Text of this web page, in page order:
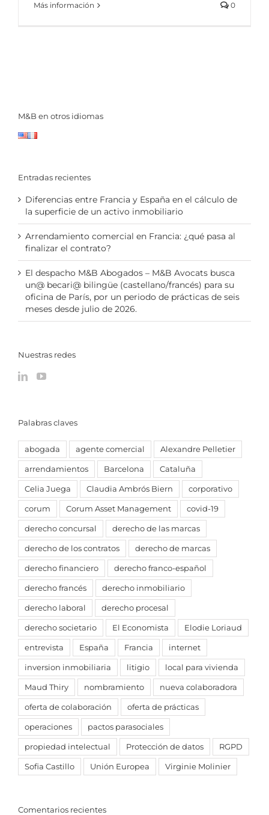
Más información 0
M&B en otros idiomas
Entradas recientes
Diferencias entre Francia y España en el cálculo de
la superficie de un activo inmobiliario
Arrendamiento comercial en Francia: ¿qué pasa al
finalizar el contrato?
El despacho M&B Abogados – M&B Avocats busca
un@ becari@ bilingüe (castellano/francés) para su
oficina de París, por un periodo de prácticas de seis
meses desde julio de 2026.
Nuestras redes
Palabras claves
abogada agente comercial Alexandre Pelletier
arrendamientos Barcelona Cataluña
Celia Juega Claudia Ambrós Biern corporativo
corum Corum Asset Management covid-19
derecho concursal derecho de las marcas
derecho de los contratos derecho de marcas
derecho financiero derecho franco-español
derecho francés derecho inmobiliario
derecho laboral derecho procesal
derecho societario El Economista Elodie Loriaud
entrevista España Francia internet
inversion inmobiliaria litigio local para vivienda
Maud Thiry nombramiento nueva colaboradora
oferta de colaboración oferta de prácticas
operaciones pactos parasociales
propiedad intelectual Protección de datos RGPD
Sofia Castillo Unión Europea Virginie Molinier
Comentarios recientes